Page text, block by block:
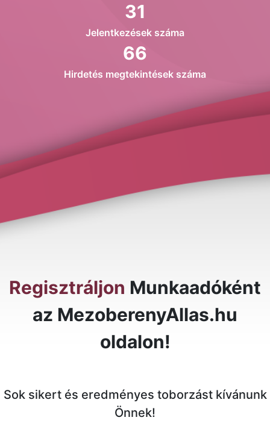
31
Jelentkezések száma
66
Hirdetés megtekintések száma
Regisztráljon Munkaadóként
az MezoberenyAllas.hu
oldalon!
Sok sikert és eredményes toborzást kívánunk
Önnek!